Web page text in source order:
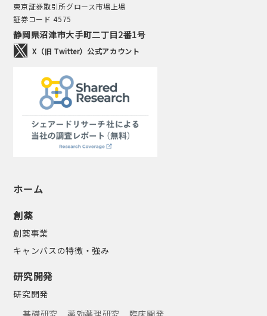
東京証券取引所グロース市場上場
証券コード 4575
静岡県沼津市大手町二丁目2番1号
X（旧 Twitter）公式アカウント
ホーム
創薬
創薬事業
キャンバスの特徴・強み
研究開発
研究開発